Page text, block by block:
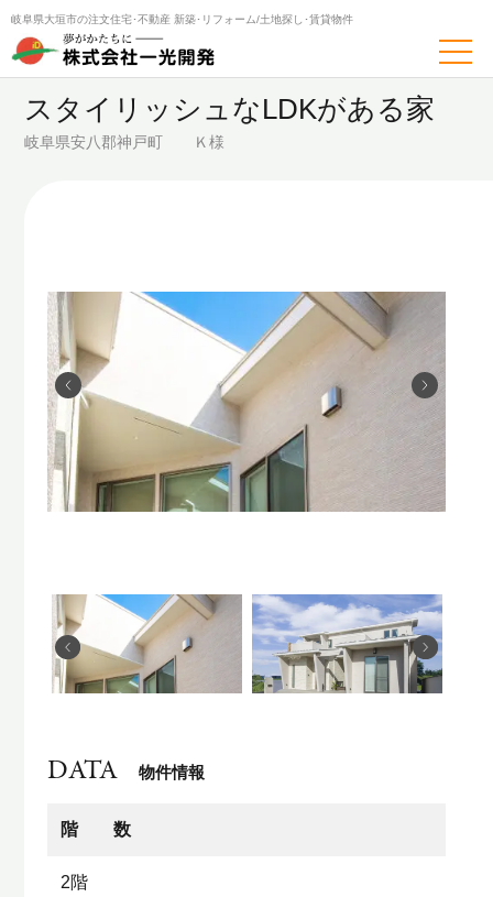
岐阜県大垣市の注文住宅･不動産 新築･リフォーム/土地探し･賃貸物件
トップページ 施工事例
スタイリッシュなLDKがある家
岐阜県安八郡神戸町 Ｋ様
DATA 物件情報
階 数
2階